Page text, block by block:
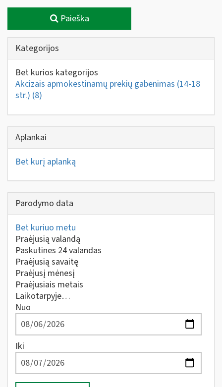
Paieška
Kategorijos
Bet kurios kategorijos
Akcizais apmokestinamų prekių gabenimas (14-18
str.) (8)
Aplankai
Bet kurį aplanką
Parodymo data
Bet kuriuo metu
Praėjusią valandą
Paskutines 24 valandas
Praėjusią savaitę
Praėjusį mėnesį
Praėjusiais metais
Laikotarpyje…
Nuo
Iki